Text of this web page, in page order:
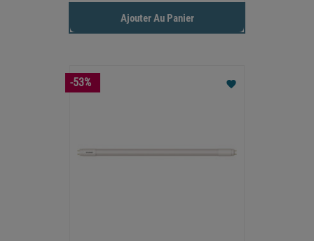
Ajouter Au Panier
favorite
-53%